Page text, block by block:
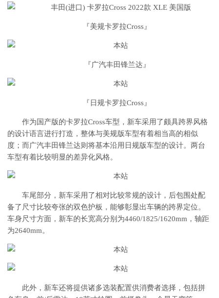
『美规卡罗拉Cross』
『广汽丰田锋兰达』
『日规卡罗拉Cross』
作为国产版的卡罗拉Cross车型，新车采用了颇具跨界风格
的设计语言进行打造，整体与美规版车型有着相当高的相似
度；而广汽丰田锋兰达则将基本沿用日规版车型的设计。两台
车型有着比较明显的差异化风格。
车尾部分，新车采用了相对比较常规的设计，后包围处配
备了尺寸比较夸张的双色护板，能够彰显出车辆的跨界定位。
车身尺寸方面，新车的长宽高分别为4460/1825/1620mm，轴距
为2640mm。
此外，新车还将提供诸多选装配置供消费者选择，包括拼